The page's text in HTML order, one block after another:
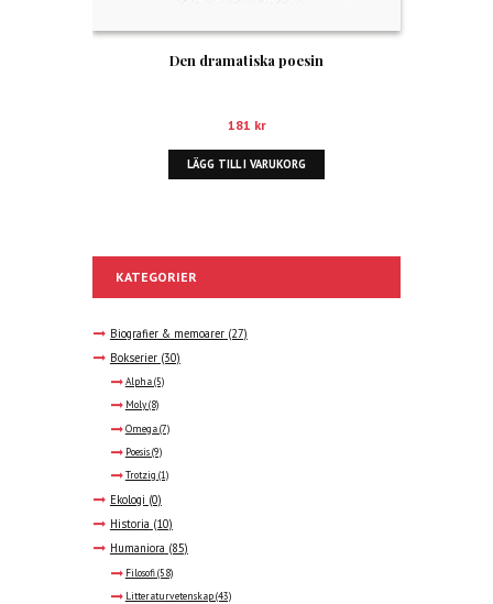
Den dramatiska poesin
181 kr
LÄGG TILL I VARUKORG
KATEGORIER
Biografier & memoarer (27)
Bokserier (30)
Alpha(5)
Moly(8)
Omega(7)
Poesis(9)
Trotzig (1)
Ekologi (0)
Historia (10)
Humaniora (85)
Filosofi(58)
Litteraturvetenskap(43)